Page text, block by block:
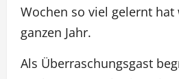
Wochen so viel gelernt
ganzen Jahr.
Als Überraschungsgast